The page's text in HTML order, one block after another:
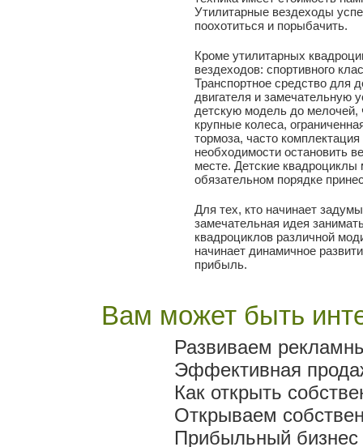
Утилитарные вездеходы
поохотиться и порыбачить.
Кроме утилитарных
вездеходов: спортивного
Транспортное средство для
двигателя и замечательную
детскую модель до мелочей,
крупные колеса,
тормоза, часто
необходимости остановить
месте. Детские квадроциклы
обязательном порядке
Для тех, кто начинает
замечательная идея
квадроциклов различной
начинает динамичное
прибыль.
Вам может быть
Развиваем
Эффективная
Как открыть
Открываем
Прибыльный бизнес